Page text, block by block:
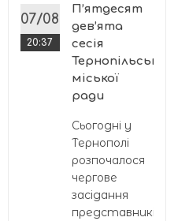
07/08
20:37
П’ятдесят
дев’ята
сесія
Тернопільської
міської
ради
Сьогодні у
Тернополі
розпочалося
чергове
засідання
представників...